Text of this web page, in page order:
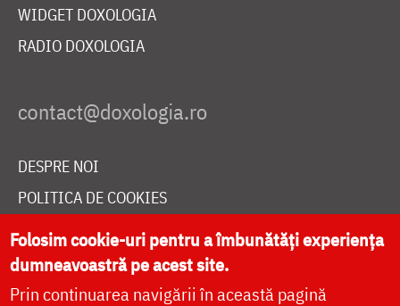
WIDGET DOXOLOGIA
RADIO DOXOLOGIA
DESPRE NOI
POLITICA DE COOKIES
DONEAZĂ ONLINE PENTRU CATEDRALA NAȚIONALĂ
LIVE
Folosim cookie-uri pentru a îmbunătăți experiența
dumneavoastră pe acest site.
Prin continuarea navigării în această pagină